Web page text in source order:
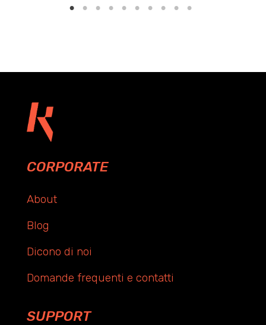
CORPORATE
About
Blog
Dicono di noi
Domande frequenti e contatti
SUPPORT